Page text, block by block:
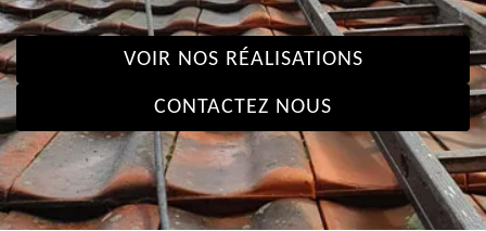
VOIR NOS RÉALISATIONS
CONTACTEZ NOUS